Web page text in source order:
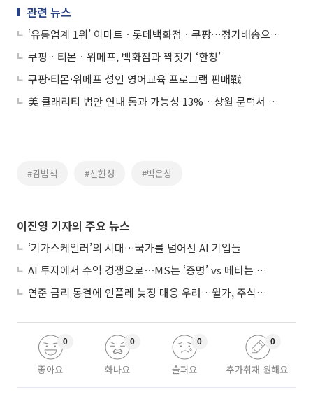
관련 뉴스
‘유통업계 1위’ 이마트ㆍ롯데백화점ㆍ쿠팡…정기배송으로 차별화
쿠팡ㆍ티몬ㆍ위메프, 백화점과 짝짓기 ‘한창’
쿠팡·티몬·위메프 성인 영어교육 프로그램 판매戰
美 클래리티 법안 연내 통과 가능성 13%…상원 문턱서 제동
#김범석 #신현성 #박은상
이진영 기자의 주요 뉴스
‘기가스케일러’의 시대…국가를 넘어선 AI 기업들
AI 투자에서 수익 경쟁으로⋯MS는 ‘증명’ vs 메타는 ‘숙제’
연준 금리 동결에 인플레 늦장 대응 우려…월가, 주식도 채권도 던졌다
좋아요
0
화나요
0
슬퍼요
0
추가취재 원해요
0